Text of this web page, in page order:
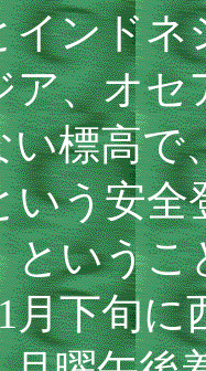
インド
ア、オセ
標高で
いう安全
というこ
月下旬